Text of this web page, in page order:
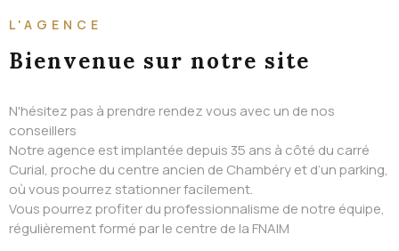
L'AGENCE
Bienvenue sur notre site
N'hésitez pas à prendre rendez vous avec un de nos
conseillers
Notre agence est implantée depuis 35 ans à côté du carré
Curial, proche du centre ancien de Chambéry et d’un parking,
où vous pourrez stationner facilement.
Vous pourrez profiter du professionnalisme de notre équipe,
régulièrement formé par le centre de la FNAIM